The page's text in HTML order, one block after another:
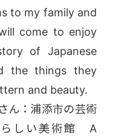
to my family and
come to enjoy
of Japanese
the things they
and beauty.
ん：浦添市の芸術
らしい美術館 A